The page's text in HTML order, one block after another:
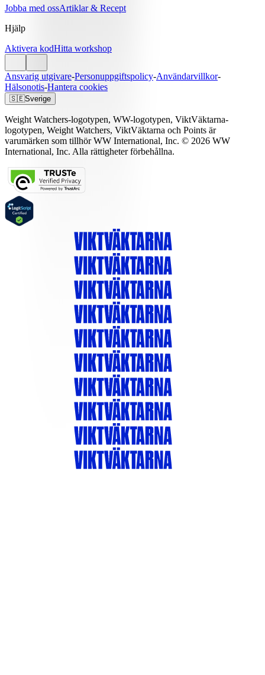
Jobba med ossArtiklar & Recept
Hjälp
Aktivera kodHitta workshop
Ansvarig utgivare-Personuppgiftspolicy-Användarvillkor-
Hälsonotis-Hantera cookies
🇸🇪Sverige
Weight Watchers-logotypen, WW-logotypen, ViktVäktarna-
logotypen, Weight Watchers, ViktVäktarna och Points är
varumärken som tillhör WW International, Inc. © 2026 WW
International, Inc. Alla rättigheter förbehållna.